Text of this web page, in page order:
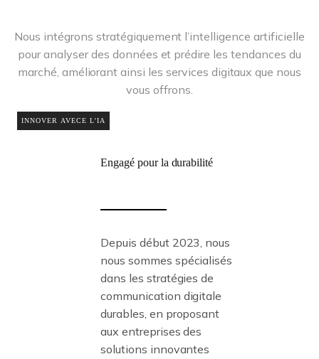
Nous intégrons stratégiquement l’intelligence artificielle
pour analyser des données et prédire les tendances du
marché, améliorant ainsi les services digitaux que nous
vous offrons.
INNOVER AVECE L'IA
Engagé pour la durabilité
Depuis début 2023, nous
nous sommes spécialisés
dans les stratégies de
communication digitale
durables, en proposant
aux entreprises des
solutions innovantes